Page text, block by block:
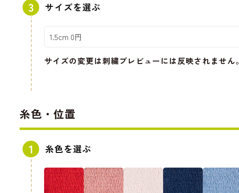
サイズを選ぶ
サイズの変更は刺繍プレビューには反映されません。
糸色・位置
糸色を選ぶ